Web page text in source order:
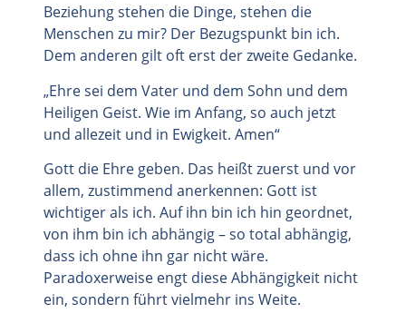
Beziehung stehen die Dinge, stehen die
Menschen zu mir? Der Bezugspunkt bin ich.
Dem anderen gilt oft erst der zweite Gedanke.
„Ehre sei dem Vater und dem Sohn und dem
Heiligen Geist. Wie im Anfang, so auch jetzt
und allezeit und in Ewigkeit. Amen“
Gott die Ehre geben. Das heißt zuerst und vor
allem, zustimmend anerkennen: Gott ist
wichtiger als ich. Auf ihn bin ich hin geordnet,
von ihm bin ich abhängig – so total abhängig,
dass ich ohne ihn gar nicht wäre.
Paradoxerweise engt diese Abhängigkeit nicht
ein, sondern führt vielmehr ins Weite.